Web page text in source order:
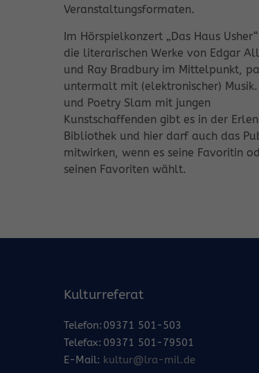
Veranstaltungsformaten.
Im Hörspielkonzert „Das Haus
die literarischen Werke von Edgar
und Ray Bradbury im Mittelpunkt,
untermalt mit (elektronischer) Musik.
und Poetry Slam mit jungen
Kunstschaffenden gibt es in der
Bibliothek und hier darf auch das
mitwirken, wenn es seine Favoritin
seinen Favoriten wählt.
Kulturreferat
Telefon: 09371 501-503
Telefax: 09371 501-79501
E-Mail: kultur@lra-mil.de